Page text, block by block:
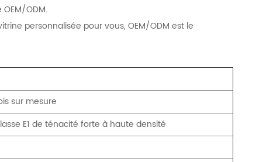
ODM.
personnalisée pour vous, OEM/ODM est le
sur mesure
E1 de ténacité forte à haute densité